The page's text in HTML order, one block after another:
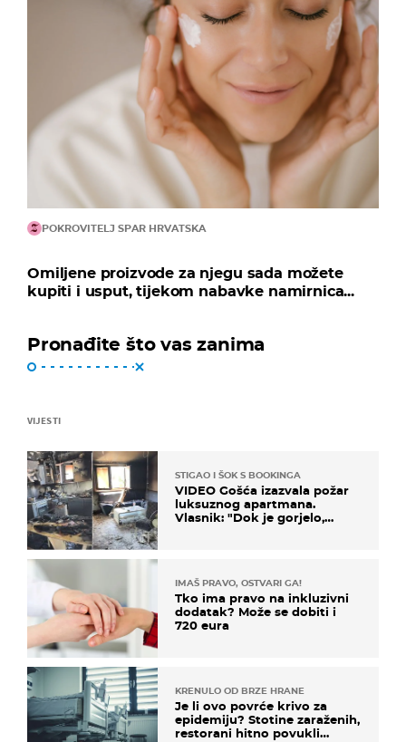
POKROVITELJ SPAR HRVATSKA
Omiljene proizvode za njegu sada možete
kupiti i usput, tijekom nabavke namirnica...
Pronađite što vas zanima
VIJESTI
STIGAO I ŠOK S BOOKINGA
VIDEO Gošća izazvala požar
luksuznog apartmana.
Vlasnik: "Dok je gorjelo,
IMAŠ PRAVO, OSTVARI GA!
Tko ima pravo na inkluzivni
dodatak? Može se dobiti i
720 eura
KRENULO OD BRZE HRANE
Je li ovo povrće krivo za
epidemiju? Stotine zaraženih,
restorani hitno povukli